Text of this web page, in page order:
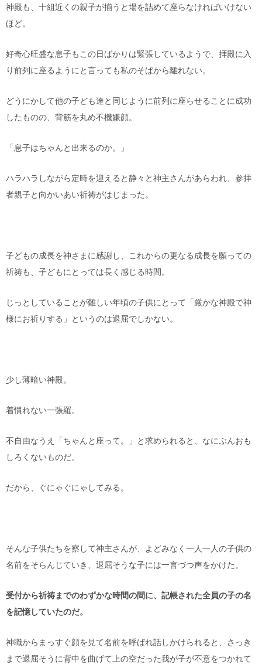
神殿も、十組近くの親子が揃うと場を詰めて座らなければいけない
ほど。
好奇心旺盛な息子もこの日ばかりは緊張しているようで、拝殿に入
り前列に座るようにと言っても私のそばから離れない。
どうにかして他の子ども達と同じように前列に座らせることに成功
したものの、背筋を丸め不機嫌顔。
「息子はちゃんと出来るのか。」
ハラハラしながら定時を迎えると静々と神主さんがあらわれ、参拝
者親子と向かいあい祈祷がはじまった。
子どもの成長を神さまに感謝し、これからの更なる成長を願っての
祈祷も、子どもにとっては長く感じる時間。
じっとしていることが難しい年頃の子供にとって「厳かな神殿で神
様にお祈りする」というのは退屈でしかない。
少し薄暗い神殿。
着慣れない一張羅。
不自由なうえ「ちゃんと座って。」と求められると、なにぶんおも
しろくないものだ。
だから、ぐにゃぐにゃしてみる。
そんな子供たちを察して神主さんが、よどみなく一人一人の子供の
名前をそらんじていき、退屈そうな子には一言づつ声をかけた。
受付から祈祷までのわずかな時間の間に、記帳された全員の子の名
を記憶していたのだ。
神職からまっすぐ顔を見て名前を呼ばれ話しかけられると、さっき
まで退屈そうに背中を曲げて上の空だった我が子が不意をつかれて